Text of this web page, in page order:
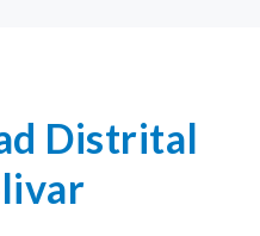
Distrital